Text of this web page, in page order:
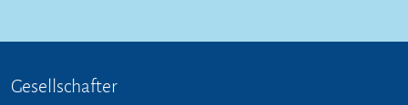
Gesellschafter